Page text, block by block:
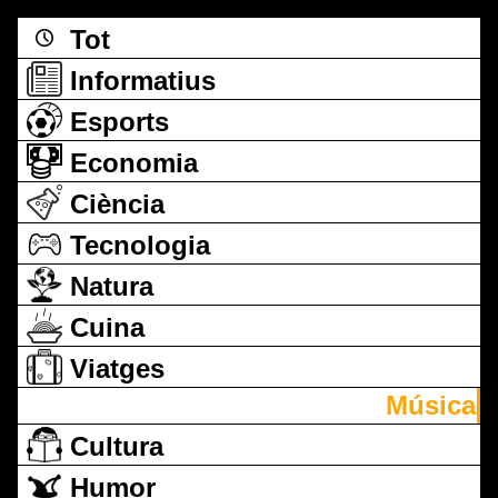
Tot
Informatius
Esports
Economia
Ciència
Tecnologia
Natura
Cuina
Viatges
Música
Cultura
Humor